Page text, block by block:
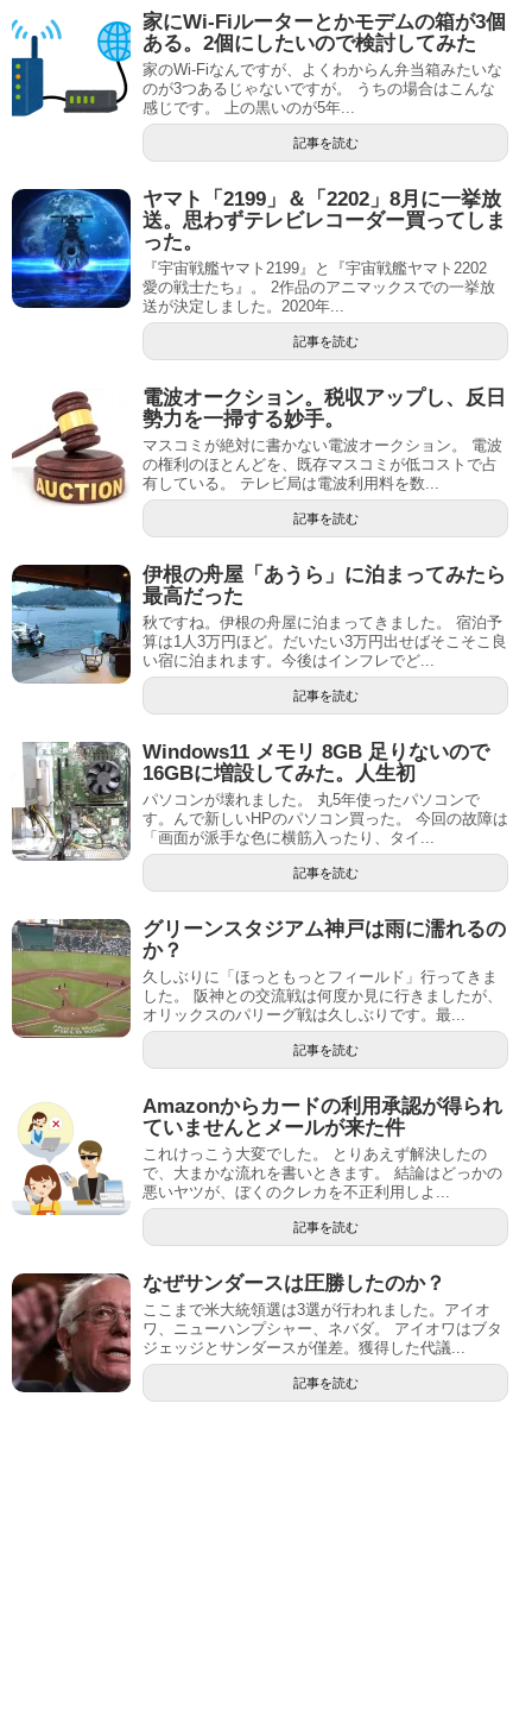
家にWi-Fiルーターとかモデムの箱が3個
ある。2個にしたいので検討してみた
家のWi-Fiなんですが、よくわからん弁当箱みたいな
のが3つあるじゃないですが。 うちの場合はこんな
感じです。 上の黒いのが5年...
記事を読む
ヤマト「2199」＆「2202」8月に一挙放
送。思わずテレビレコーダー買ってしま
った。
『宇宙戦艦ヤマト2199』と『宇宙戦艦ヤマト2202
愛の戦士たち』。 2作品のアニマックスでの一挙放
送が決定しました。2020年...
記事を読む
電波オークション。税収アップし、反日
勢力を一掃する妙手。
マスコミが絶対に書かない電波オークション。 電波
の権利のほとんどを、既存マスコミが低コストで占
有している。 テレビ局は電波利用料を数...
記事を読む
伊根の舟屋「あうら」に泊まってみたら
最高だった
秋ですね。伊根の舟屋に泊まってきました。 宿泊予
算は1人3万円ほど。だいたい3万円出せばそこそこ良
い宿に泊まれます。今後はインフレでど...
記事を読む
Windows11 メモリ 8GB 足りないので
16GBに増設してみた。人生初
パソコンが壊れました。 丸5年使ったパソコンで
す。んで新しいHPのパソコン買った。 今回の故障は
「画面が派手な色に横筋入ったり、タイ...
記事を読む
グリーンスタジアム神戸は雨に濡れるの
か？
久しぶりに「ほっともっとフィールド」行ってきま
した。 阪神との交流戦は何度か見に行きましたが、
オリックスのパリーグ戦は久しぶりです。最...
記事を読む
Amazonからカードの利用承認が得られ
ていませんとメールが来た件
これけっこう大変でした。 とりあえず解決したの
で、大まかな流れを書いときます。 結論はどっかの
悪いヤツが、ぼくのクレカを不正利用しよ...
記事を読む
なぜサンダースは圧勝したのか？
ここまで米大統領選は3選が行われました。アイオ
ワ、ニューハンプシャー、ネバダ。 アイオワはブタ
ジェッジとサンダースが僅差。獲得した代議...
記事を読む